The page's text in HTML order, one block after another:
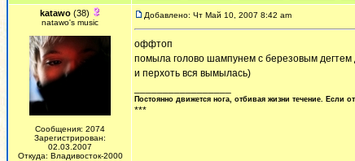
katawo(38)
natawo's music
Сообщения: 2074
Зарегистрирован:
02.03.2007
Откуда: Владивосток-2000
Добавлено: Чт Май 10, 2007 8:42 am
оффтоп
помыла голово шампунем с березовым дегтем
и перхоть вся вымылась)
Постоянно движется нога, отбивая жизни течение. Если
***